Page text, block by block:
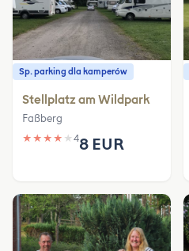
Sp. parking dla kamperów
Stellplatz am Wildpark
Faßberg
★ ★ ★ ★ ★ 48 EUR